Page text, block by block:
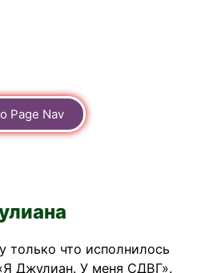
Page Nav
Page Nav
только что исполнилось
Джулиан. У меня СДВГ».